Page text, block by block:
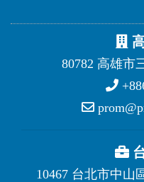
80782 高雄市
10467 台北市中山